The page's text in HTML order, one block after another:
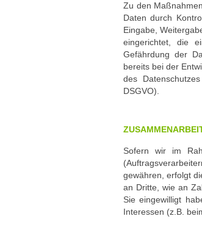
Zu den
Daten durch
Eingabe,
eingerichtet, die
Gefährdung der
bereits bei der
des
DSGVO).
Sofern wir im
gewähren, erfolgt
an Dritte, wie an
Sie eingewilligt
Interessen (z.B.